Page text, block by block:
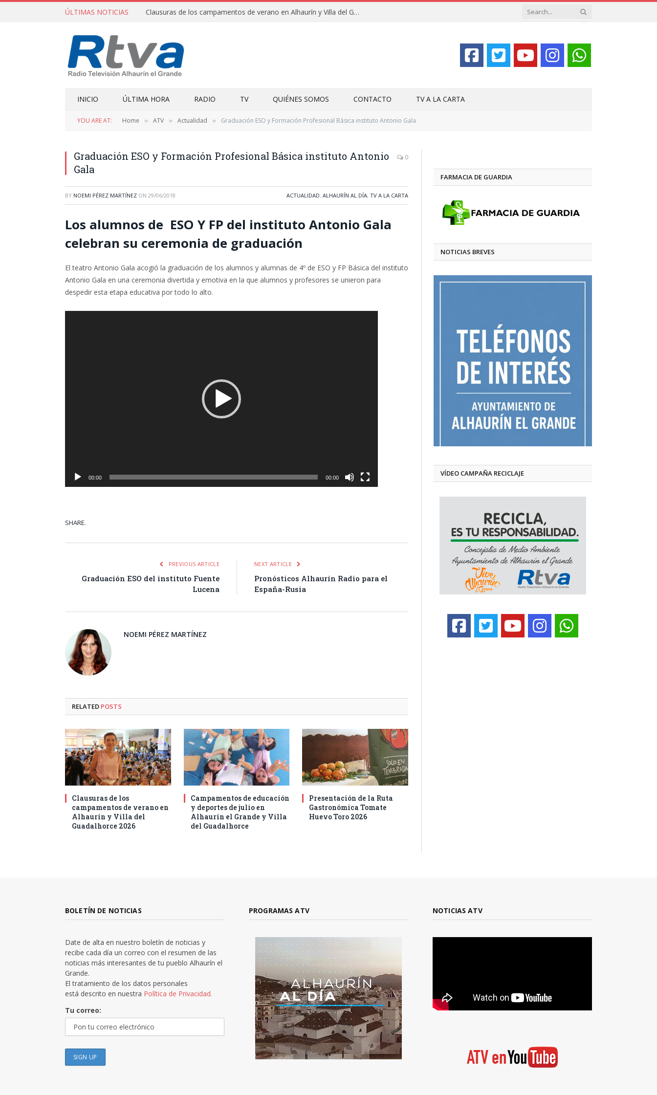
ÚLTIMAS NOTICIAS Clausuras de los campamentos de verano en Alhaurín y Villa del Guadalhorce 2026
INICIO ÚLTIMA HORA RADIO TV QUIÉNES SOMOS CONTACTO TV A LA CARTA
YOU ARE AT: Home » ATV » Actualidad » Graduación ESO y Formación Profesional Básica instituto Antonio Gala
Graduación ESO y Formación Profesional Básica instituto Antonio
Gala
0
BY NOEMI PÉREZ MARTÍNEZ ON 29/06/2018 ACTUALIDAD, ALHAURÍN AL DÍA, TV A LA CARTA
Los alumnos de ESO Y FP del instituto Antonio Gala
celebran su ceremonia de graduación
El teatro Antonio Gala acogió la graduación de los alumnos y alumnas de 4º de ESO y FP Básica del instituto
Antonio Gala en una ceremonia divertida y emotiva en la que alumnos y profesores se unieron para
despedir esta etapa educativa por todo lo alto.
00:00 00:00
SHARE.
PREVIOUS ARTICLE
Graduación ESO del instituto Fuente
Lucena
NEXT ARTICLE
Pronósticos Alhaurín Radio para el
España-Rusia
NOEMI PÉREZ MARTÍNEZ
RELATED POSTS
Clausuras de los
campamentos de verano en
Alhaurín y Villa del
Guadalhorce 2026
Campamentos de educación
y deportes de julio en
Alhaurín el Grande y Villa
del Guadalhorce
Presentación de la Ruta
Gastronómica Tomate
Huevo Toro 2026
FARMACIA DE GUARDIA
NOTICIAS BREVES
VÍDEO CAMPAÑA RECICLAJE
BOLETÍN DE NOTICIAS
Date de alta en nuestro boletín de noticias y
recibe cada día un correo con el resumen de las
noticias más interesantes de tu pueblo Alhaurín el
Grande.
El tratamiento de los datos personales
está descrito en nuestra Política de Privacidad.
Tu correo:
PROGRAMAS ATV NOTICIAS ATV